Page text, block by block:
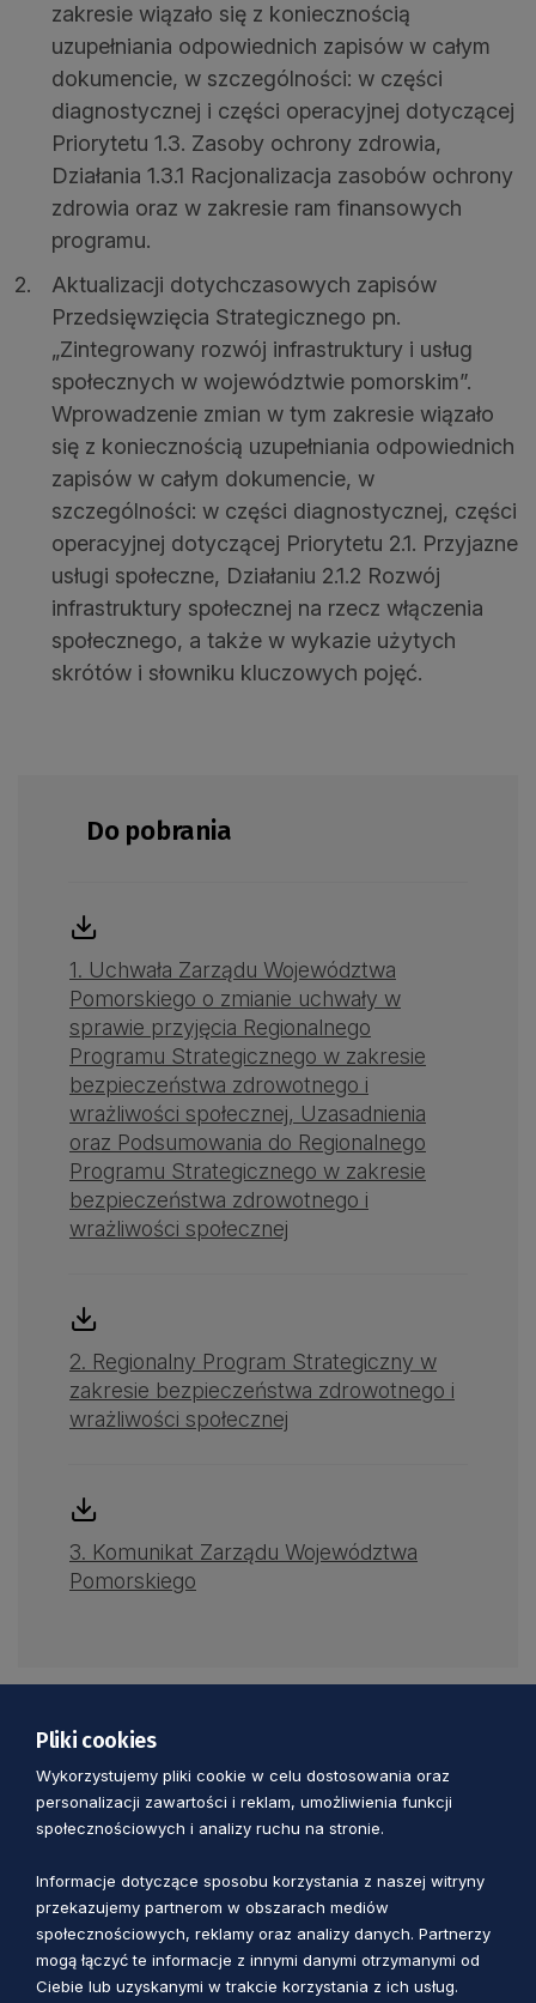
zakresie wiązało się z koniecznością
uzupełniania odpowiednich zapisów w całym
dokumencie, w szczególności: w części
diagnostycznej i części operacyjnej dotyczącej
Priorytetu 1.3. Zasoby ochrony zdrowia,
Działania 1.3.1 Racjonalizacja zasobów ochrony
zdrowia oraz w zakresie ram finansowych
programu.
Aktualizacji dotychczasowych zapisów
Przedsięwzięcia Strategicznego pn.
„Zintegrowany rozwój infrastruktury i usług
społecznych w województwie pomorskim”.
Wprowadzenie zmian w tym zakresie wiązało
się z koniecznością uzupełniania odpowiednich
zapisów w całym dokumencie, w
szczególności: w części diagnostycznej, części
operacyjnej dotyczącej Priorytetu 2.1. Przyjazne
usługi społeczne, Działaniu 2.1.2 Rozwój
infrastruktury społecznej na rzecz włączenia
społecznego, a także w wykazie użytych
skrótów i słowniku kluczowych pojęć.
Do pobrania
1. Uchwała Zarządu Województwa
Pomorskiego o zmianie uchwały w
sprawie przyjęcia Regionalnego
Programu Strategicznego w zakresie
bezpieczeństwa zdrowotnego i
wrażliwości społecznej, Uzasadnienia
oraz Podsumowania do Regionalnego
Programu Strategicznego w zakresie
bezpieczeństwa zdrowotnego i
wrażliwości społecznej
2. Regionalny Program Strategiczny w
zakresie bezpieczeństwa zdrowotnego i
wrażliwości społecznej
3. Komunikat Zarządu Województwa
Pomorskiego
Zobacz również
Pliki cookies
Wykorzystujemy pliki cookie w celu dostosowania oraz
personalizacji zawartości i reklam, umożliwienia funkcji
społecznościowych i analizy ruchu na stronie.
Informacje dotyczące sposobu korzystania z naszej witryny
przekazujemy partnerom w obszarach mediów
społecznościowych, reklamy oraz analizy danych. Partnerzy
mogą łączyć te informacje z innymi danymi otrzymanymi od
Ciebie lub uzyskanymi w trakcie korzystania z ich usług.